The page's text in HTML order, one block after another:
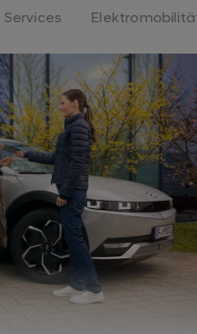
Services